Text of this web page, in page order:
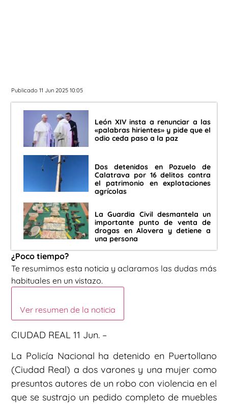
Publicado 11 Jun 2025 10:05
León XIV insta a renunciar a las
«palabras hirientes» y pide que el
odio ceda paso a la paz
Dos detenidos en Pozuelo de
Calatrava por 16 delitos contra
el patrimonio en explotaciones
agrícolas
La Guardia Civil desmantela un
importante punto de venta de
drogas en Alovera y detiene a
una persona
¿Poco tiempo?
Te resumimos esta noticia y aclaramos las dudas más
habituales en un vistazo.
Ver resumen de la noticia
CIUDAD REAL 11 Jun. –
La Policía Nacional ha detenido en Puertollano
(Ciudad Real) a dos varones y una mujer como
presuntos autores de un robo con violencia en el
que se sustrajo un pedido completo de muebles